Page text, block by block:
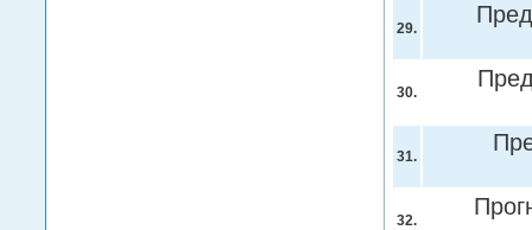
29.
30.
31.
32.